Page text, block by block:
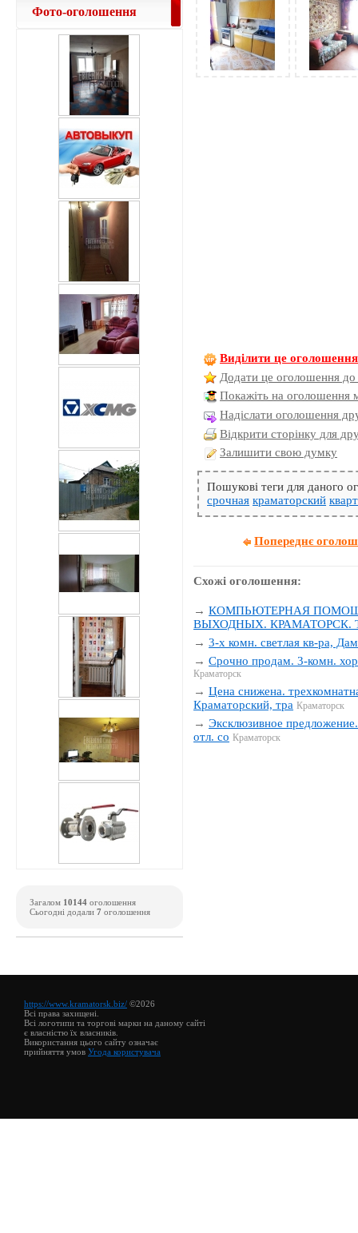
Виділити це оголошення
Додати це оголошення до
Покажіть на оголошення
Надіслати оголошення
Відкрити сторінку для
Залишити свою думку
Пошукові теги для даного
срочная краматорский
Попереднє
Схожі оголошення:
→КОМПЬЮТЕРНАЯ
ВЫХОДНЫХ. КРАМАТОРСК.
→3-х комн. светлая кв-ра,
→Срочно продам. 3-комн.
Краматорск
→Цена снижена.
Краматорский, тра Краматорск
→Эксклюзивное
отл. со Краматорск
Фото-оголошення
Загалом 10144 оголошення
Сьогодні додали 7 оголошення
https://www.kramatorsk.biz/ ©2026
Всі права захищені.
Всі логотипи та торгові марки на даному сайті
є власністю їх власників.
Використання цього сайту означає
прийняття умов Угода користувача